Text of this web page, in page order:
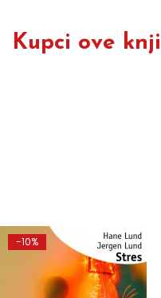
Kupci ove
-10%